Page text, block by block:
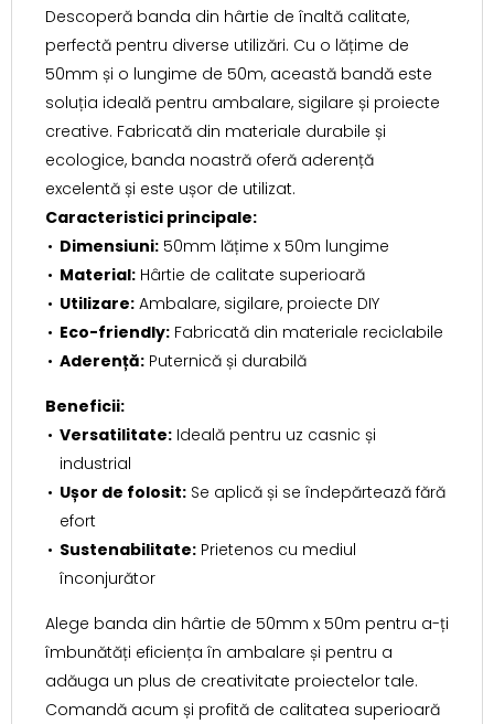
Descoperă banda din hârtie de înaltă calitate,
perfectă pentru diverse utilizări. Cu o lățime de
50mm și o lungime de 50m, această bandă este
soluția ideală pentru ambalare, sigilare și proiecte
creative. Fabricată din materiale durabile și
ecologice, banda noastră oferă aderență
excelentă și este ușor de utilizat.
Caracteristici principale:
Dimensiuni: 50mm lățime x 50m lungime
Material: Hârtie de calitate superioară
Utilizare: Ambalare, sigilare, proiecte DIY
Eco-friendly: Fabricată din materiale reciclabile
Aderență: Puternică și durabilă
Beneficii:
Versatilitate: Ideală pentru uz casnic și
industrial
Ușor de folosit: Se aplică și se îndepărtează fără
efort
Sustenabilitate: Prietenos cu mediul
înconjurător
Alege banda din hârtie de 50mm x 50m pentru a-ți
îmbunătăți eficiența în ambalare și pentru a
adăuga un plus de creativitate proiectelor tale.
Comandă acum și profită de calitatea superioară